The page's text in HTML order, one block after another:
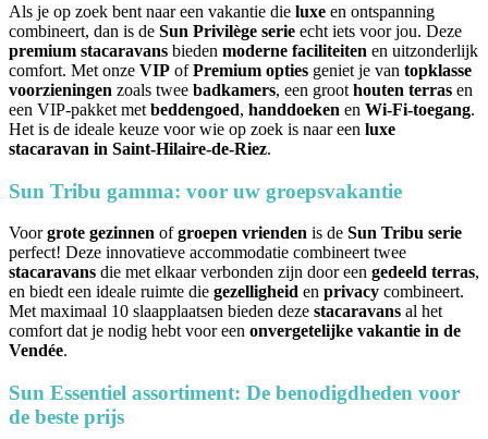
Als je op zoek bent naar een vakantie die luxe en ontspanning
combineert, dan is de Sun Privilège serie echt iets voor jou. Deze
premium stacaravans bieden moderne faciliteiten en uitzonderlijk
comfort. Met onze VIP ofPremium opties geniet je van topklasse
voorzieningen zoals twee badkamers, een groot houten terras en
een VIP-pakket met beddengoed, handdoeken en Wi-Fi-toegang.
Het is de ideale keuze voor wie op zoek is naar een luxe
stacaravan in Saint-Hilaire-de-Riez.
Sun Tribu gamma: voor uw groepsvakantie
Voorgrote gezinnen ofgroepen vrienden is de Sun Tribu serie
perfect! Deze innovatieve accommodatie combineert twee
stacaravans die met elkaar verbonden zijn door een gedeeld terras,
en biedt een ideale ruimte die gezelligheid en privacy combineert.
Met maximaal 10 slaapplaatsen bieden deze stacaravans al het
comfort dat je nodig hebt voor een onvergetelijke vakantie in de
Vendée.
Sun Essentiel assortiment: De benodigdheden voor
de beste prijs